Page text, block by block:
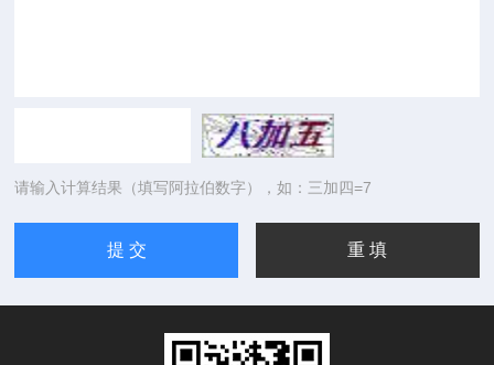
请输入计算结果（填写阿拉伯数字），如：三加四=7